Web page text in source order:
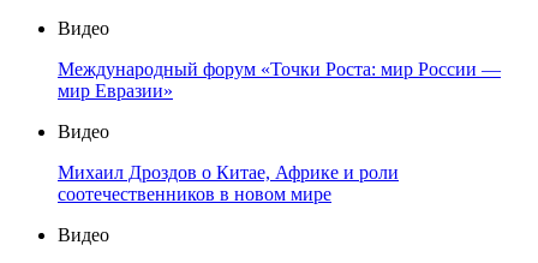
Видео
Международный форум «Точки Роста: мир России —
мир Евразии»
Видео
Михаил Дроздов о Китае, Африке и роли
соотечественников в новом мире
Видео